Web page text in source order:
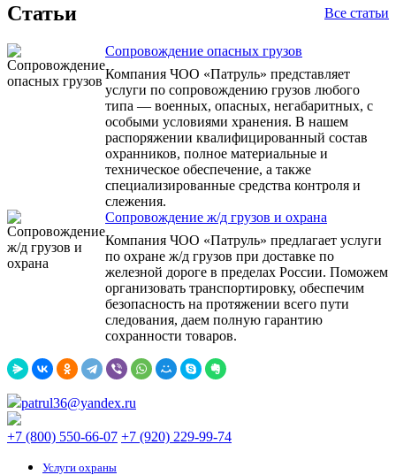
Статьи Все статьи
Сопровождение опасных грузов
Компания ЧОО «Патруль» представляет
услуги по сопровождению грузов любого
типа — военных, опасных, негабаритных, с
особыми условиями хранения. В нашем
распоряжении квалифицированный состав
охранников, полное материальные и
техническое обеспечение, а также
специализированные средства контроля и
слежения.
Сопровождение ж/д грузов и охрана
Компания ЧОО «Патруль» предлагает услуги
по охране ж/д грузов при доставке по
железной дороге в пределах России. Поможем
организовать транспортировку, обеспечим
безопасность на протяжении всего пути
следования, даем полную гарантию
сохранности товаров.
patrul36@yandex.ru
+7 (800) 550-66-07 +7 (920) 229-99-74
Услуги охраны